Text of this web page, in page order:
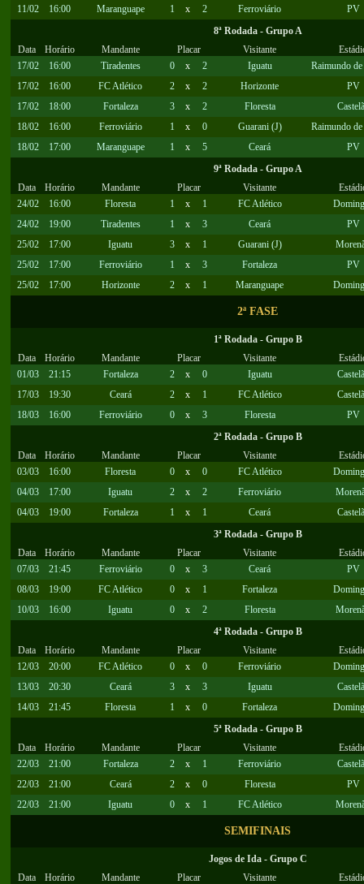
11/02
16:00 Maranguape 1 x 2 Ferroviário
PV
8ª Rodada - Grupo A
Data
Horário Mandante Placar Visitante
17/02
16:00 Tiradentes 0 x 2 Iguatu
Raimundo
17/02
16:00 FC Atlético 2 x 2 Horizonte
PV
17/02
18:00 Fortaleza 3 x 2 Floresta
18/02
16:00 Ferroviário 1 x 0 Guarani (J)
Raimundo
18/02
17:00 Maranguape 1 x 5 Ceará
PV
9ª Rodada - Grupo A
Data
Horário Mandante Placar Visitante
24/02
16:00 Floresta 1 x 1 FC Atlético
24/02
19:00 Tiradentes 1 x 3 Ceará
PV
25/02
17:00 Iguatu 3 x 1 Guarani (J)
25/02
17:00 Ferroviário 1 x 3 Fortaleza
PV
25/02
17:00 Horizonte 2 x 1 Maranguape
2ª FASE
1ª Rodada - Grupo B
Data
Horário Mandante Placar Visitante
01/03
21:15 Fortaleza 2 x 0 Iguatu
17/03
19:30 Ceará 2 x 1 FC Atlético
18/03
16:00 Ferroviário 0 x 3 Floresta
PV
2ª Rodada - Grupo B
Data
Horário Mandante Placar Visitante
03/03
16:00 Floresta 0 x 0 FC Atlético
04/03
17:00 Iguatu 2 x 2 Ferroviário
04/03
19:00 Fortaleza 1 x 1 Ceará
3ª Rodada - Grupo B
Data
Horário Mandante Placar Visitante
07/03
21:45 Ferroviário 0 x 3 Ceará
PV
08/03
19:00 FC Atlético 0 x 1 Fortaleza
10/03
16:00 Iguatu 0 x 2 Floresta
4ª Rodada - Grupo B
Data
Horário Mandante Placar Visitante
12/03
20:00 FC Atlético 0 x 0 Ferroviário
13/03
20:30 Ceará 3 x 3 Iguatu
14/03
21:45 Floresta 1 x 0 Fortaleza
5ª Rodada - Grupo B
Data
Horário Mandante Placar Visitante
22/03
21:00 Fortaleza 2 x 1 Ferroviário
22/03
21:00 Ceará 2 x 0 Floresta
PV
22/03
21:00 Iguatu 0 x 1 FC Atlético
SEMIFINAIS
Jogos de Ida - Grupo C
Data
Horário Mandante Placar Visitante